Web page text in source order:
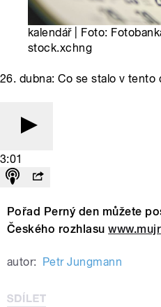
kalendář | Foto:
stock.xchng
26. dubna: Co se stalo v tento
3:01
Pořad Perný den můžete
Českého rozhlasu
autor: Petr Jungmann